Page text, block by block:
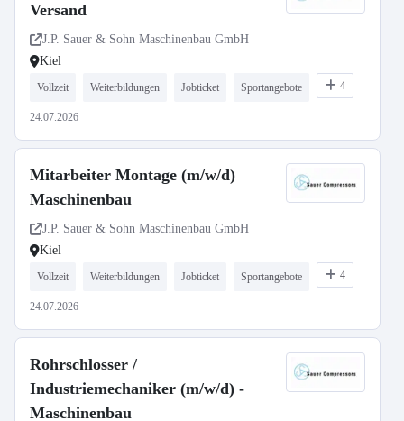
Versand
J.P. Sauer & Sohn Maschinenbau GmbH
Kiel
Vollzeit Weiterbildungen Jobticket Sportangebote 4
24.07.2026
Mitarbeiter Montage (m/w/d)
Maschinenbau
J.P. Sauer & Sohn Maschinenbau GmbH
Kiel
Vollzeit Weiterbildungen Jobticket Sportangebote 4
24.07.2026
Rohrschlosser /
Industriemechaniker (m/w/d) -
Maschinenbau